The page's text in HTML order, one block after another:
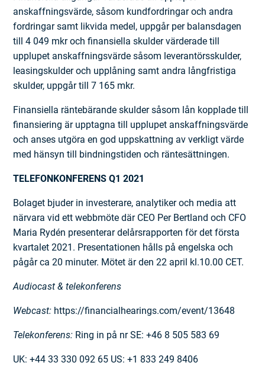
anskaffningsvärde, såsom kundfordringar och andra
fordringar samt likvida medel, uppgår per balansdagen
till 4 049 mkr och finansiella skulder värderade till
upplupet anskaffningsvärde såsom leverantörsskulder,
leasingskulder och upplåning samt andra långfristiga
skulder, uppgår till 7 165 mkr.
Finansiella räntebärande skulder såsom lån kopplade till
finansiering är upptagna till upplupet anskaffningsvärde
och anses utgöra en god uppskattning av verkligt värde
med hänsyn till bindningstiden och räntesättningen.
TELEFONKONFERENS Q1 2021
Bolaget bjuder in investerare, analytiker och media att
närvara vid ett webbmöte där CEO Per Bertland och CFO
Maria Rydén presenterar delårsrapporten för det första
kvartalet 2021. Presentationen hålls på engelska och
pågår ca 20 minuter. Mötet är den 22 april kl.10.00 CET.
Audiocast & telekonferens
Webcast: https://financialhearings.com/event/13648
Telekonferens: Ring in på nr SE: +46 8 505 583 69
UK: +44 33 330 092 65 US: +1 833 249 8406